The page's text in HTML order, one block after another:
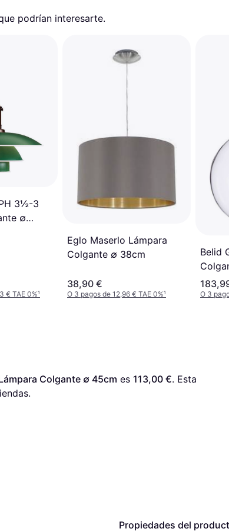
podrían interesarte.
3½-3
∅
€ TAE 0%¹
Eglo Maserlo Lámpara
Colgante ∅ 38cm
38,90 €
O 3 pagos de 12,96 € TAE 0%¹
Belid
O 3
Colgante ∅ 45cm es 113,00 €. Esta
Propiedades del